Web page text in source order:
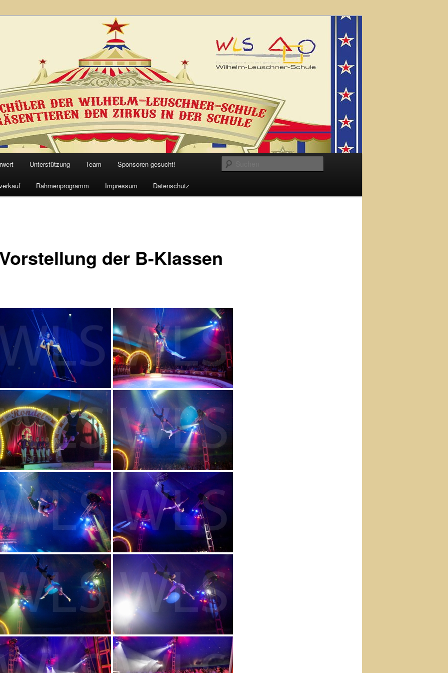
der WLS
Unterstützung Team Sponsoren gesucht!
Rahmenprogramm Impressum Datenschutz
der B-Klassen